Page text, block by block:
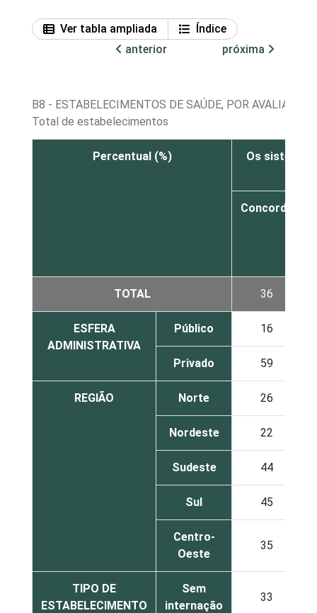
Ver tabla ampliada
Índice
anterior
próxima
B8 - ESTABELECIMENTOS DE SAÚDE, POR
Total de estabelecimentos
Percentual (%) Os
Concorda
TOTAL 36
ESFERA
ADMINISTRATIVA
Público 16
Privado 59
REGIÃO Norte 26
Nordeste 22
Sudeste 44
Sul 45
Centro-
Oeste
35
TIPO DE
ESTABELECIMENTO
Sem
internação
33